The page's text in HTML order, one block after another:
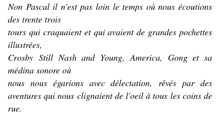
Non Pascal il n'est pas loin le temps où nous écoutions
des trente trois
tours qui craquaient et qui avaient de grandes pochettes
illustrées,
Crosby Still Nash and Young, America, Gong et sa
médina sonore où
nous nous égarions avec délectation, rêvés par des
aventures qui nous clignaient de l'oeil à tous les coins de
rue.